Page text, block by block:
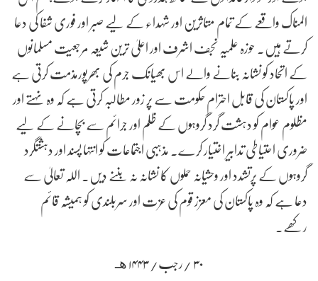
المناک واقعے کے تمام متاثرین اور شہداء کے لیے صبر اور فوری شفا کی دعا
کرتے ہیں۔ حوزہ علمیہ نجف اشرف اور اعلیٰ ترین شیعہ مرجعیت مسلمانوں
کے اتحاد کو نشانہ بنانے والے اس بھیانک جرم کی بھرپورمذمت کرتی ہے
اور پاکستان کی قابل احترام حکومت سے پر زور مطالبہ کرتی ہے کہ وہ نہتے اور
مظلوم عوام کو دہشت گرد گروہوں کے ظلم اور جرائم سے بچانے کے لیے
ضروری احتیاطی تدابیر اختیار کرے۔ مذہبی اجتماعات کو انتہا پسند اور دہشتگرد
گروہوں کے پرتشدد اور وحشیانہ حملوں کا نشانہ نہ بننے دیں۔ اللہ تعالیٰ سے
دعا ہے کہ وہ پاکستان کی معزز قوم کی عزت اور سربلندی کو ہمیشہ قائم
رکھے۔
۳۰ /رجب/ ۱۴۴۳ هـ